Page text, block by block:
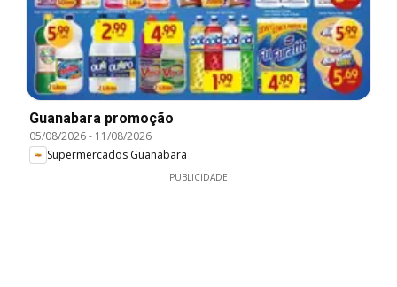
Guanabara promoção
05/08/2026- 11/08/2026
Supermercados Guanabara
PUBLICIDADE